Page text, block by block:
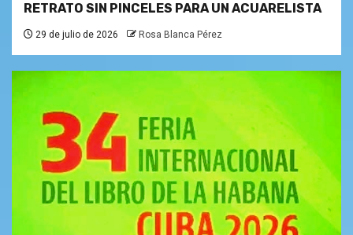
RETRATO SIN PINCELES PARA UN ACUARELISTA
29 de julio de 2026 Rosa Blanca Pérez